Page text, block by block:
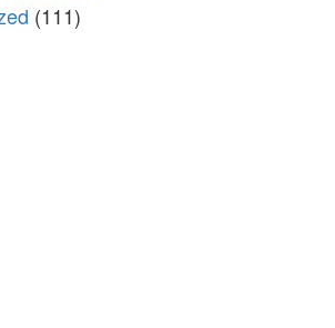
(111)